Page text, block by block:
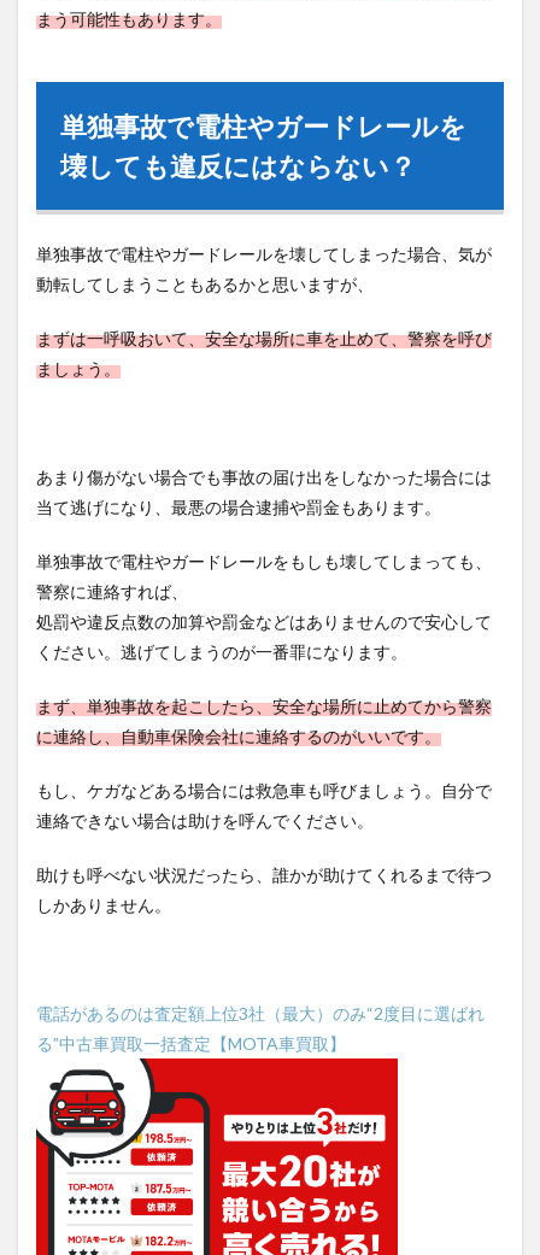
まう可能性もあります。
単独事故で電柱やガードレールを
壊しても違反にはならない？
単独事故で電柱やガードレールを壊してしまった場合、気が
動転してしまうこともあるかと思いますが、
まずは一呼吸おいて、安全な場所に車を止めて、警察を呼び
ましょう。
あまり傷がない場合でも事故の届け出をしなかった場合には
当て逃げになり、最悪の場合逮捕や罰金もあります。
単独事故で電柱やガードレールをもしも壊してしまっても、
警察に連絡すれば、
処罰や違反点数の加算や罰金などはありませんので安心して
ください。逃げてしまうのが一番罪になります。
まず、単独事故を起こしたら、安全な場所に止めてから警察
に連絡し、自動車保険会社に連絡するのがいいです。
もし、ケガなどある場合には救急車も呼びましょう。自分で
連絡できない場合は助けを呼んでください。
助けも呼べない状況だったら、誰かが助けてくれるまで待つ
しかありません。
電話があるのは査定額上位3社（最大）のみ“2度目に選ばれ
る”中古車買取一括査定【MOTA車買取】